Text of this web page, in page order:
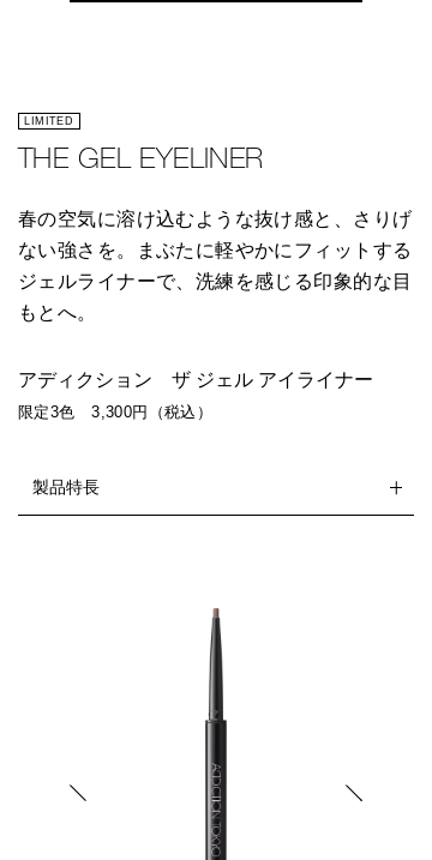
LIMITED
THE GEL EYELINER
春の空気に溶け込むような抜け感と、さりげ
ない強さを。まぶたに軽やかにフィットする
ジェルライナーで、洗練を感じる印象的な目
もとへ。
アディクション ザ ジェル アイライナー
限定3色 3,300円（税込）
製品特長